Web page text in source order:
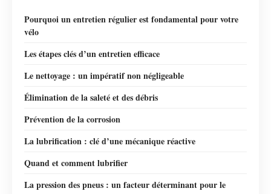
Pourquoi un entretien régulier est fondamental pour votre
vélo
Les étapes clés d’un entretien efficace
Le nettoyage : un impératif non négligeable
Élimination de la saleté et des débris
Prévention de la corrosion
La lubrification : clé d’une mécanique réactive
Quand et comment lubrifier
La pression des pneus : un facteur déterminant pour le